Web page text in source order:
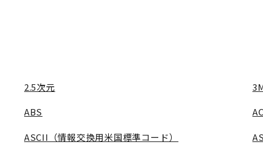
2.5次元
ABS
ASCII（情報交換用米国標準コード）